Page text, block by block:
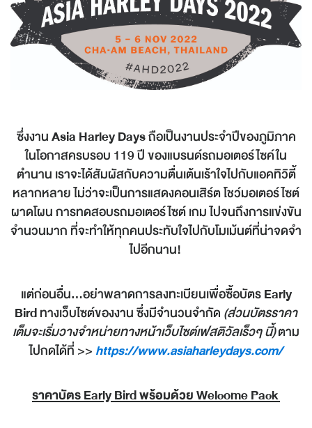
ซึ่งงานAsia Harley Daysถือเป็นงานประจำปีของภูมิภาค
ในโอกาสครบรอบ 119 ปี ของแบรนด์รถมอเตอร์ไซค์ใน
ตำนาน เราจะได้สัมผัสกับความตื่นเต้นเร้าใจไปกับแอคทิวิตี้
หลากหลาย ไม่ว่าจะเป็นการแสดงคอนเสิร์ต โชว์มอเตอร์ไซต์
ผาดโผน การทดสอบรถมอเตอร์ไซต์ เกม ไปจนถึงการแข่งขัน
จำนวนมาก ที่จะทำให้ทุกคนประทับใจไปกับโมเม้นต์ที่น่าจดจำ
ไปอีกนาน!
แต่ก่อนอื่น...อย่าพลาดการลงทะเบียนเพื่อซื้อบัตรEarly
Birdทางเว็บไซต์ของงาน ซึ่งมีจำนวนจำกัด (ส่วนบัตรราคา
เต็มจะเริ่มวางจำหน่ายทางหน้าเว็บไซต์เฟสติวัลเร็วๆ นี้)ตาม
ไปกดได้ที่ >> https://www.asiaharleydays.com/
ราคาบัตร Early Bird พร้อมด้วย Welcome Pack